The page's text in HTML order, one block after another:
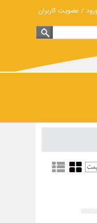
/ عضویت کاربران